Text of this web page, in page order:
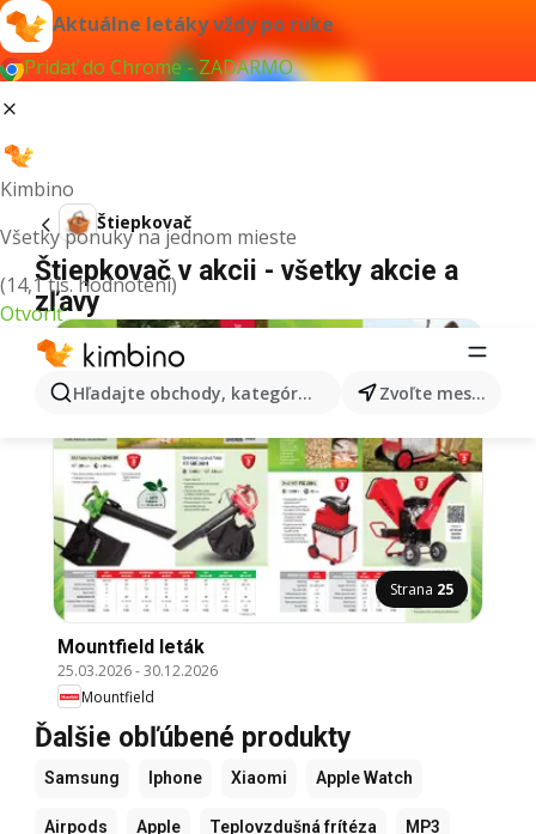
Aktuálne letáky vždy po ruke
Pridať do Chrome - ZADARMO
Kimbino
Všetky ponuky na jednom mieste
(14,1 tis. hodnotení)
Otvoriť
Hľadajte obchody, kategórie, produkty... Zvoľte mesto
Štiepkovač
Štiepkovač v akcii - všetky akcie a
zľavy
Strana 25
Mountfield leták
25.03.2026-30.12.2026
Mountfield
Ďalšie obľúbené produkty
Samsung Iphone Xiaomi Apple Watch
Airpods Apple Teplovzdušná frítéza MP3